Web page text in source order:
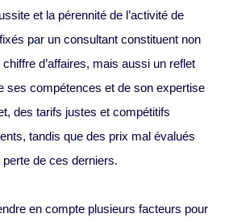
et la pérennité de l’activité de
par un consultant constituent non
d’affaires, mais aussi un reflet
ses compétences et de son expertise
des tarifs justes et compétitifs
tandis que des prix mal évalués
de ces derniers.
en compte plusieurs facteurs pour